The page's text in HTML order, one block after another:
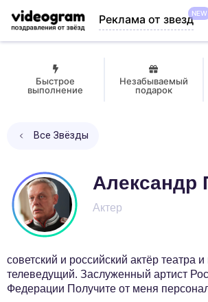
Реклама от звездNEW
Быстрое
выполнение
Незабываемый
подарок
Все Звёзды
Александр
Актер
советский и российский актёр театра и
телеведущий. Заслуженный артист
Федерации Получите от меня